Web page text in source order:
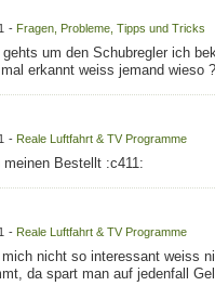
- Fragen, Probleme, Tipps und Tricks
um den Schubregler ich
erkannt weiss jemand wieso
- Reale Luftfahrt & TV Programme
Bestellt :c411:
- Reale Luftfahrt & TV Programme
nicht so interessant weiss
da spart man auf jedenfall